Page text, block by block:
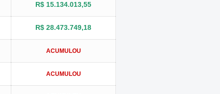
R$ 15.134.013,55
R$ 28.473.749,18
ACUMULOU
ACUMULOU